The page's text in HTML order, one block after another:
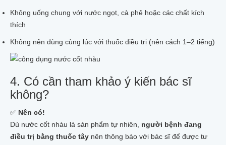
Không uống chung với nước ngọt, cà phê hoặc các chất kích
thích
Không nên dùng cùng lúc với thuốc điều trị (nên cách 1–2 tiếng)
4. Có cần tham khảo ý kiến bác sĩ
không?
✅ Nên có!
Dù nước cốt nhàu là sản phẩm tự nhiên, người bệnh đang
điều trị bằng thuốc tây nên thông báo với bác sĩ để được tư